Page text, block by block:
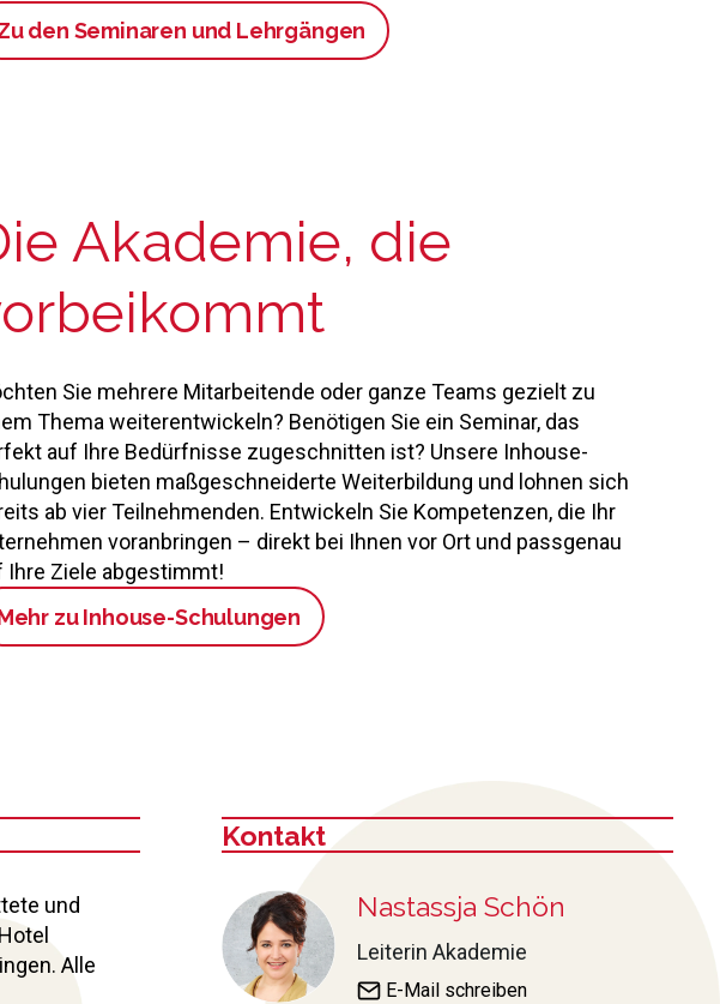
den Seminaren und Lehrgängen
Akademie, die
Sie mehrere Mitarbeitende oder ganze Teams gezielt zu
Thema weiterentwickeln? Benötigen Sie ein Seminar, das
auf Ihre Bedürfnisse zugeschnitten ist? Unsere Inhouse-
bieten maßgeschneiderte Weiterbildung und lohnen sich
ab vier Teilnehmenden. Entwickeln Sie Kompetenzen, die Ihr
voranbringen – direkt bei Ihnen vor Ort und passgenau
Ihre Ziele abgestimmt!
zu Inhouse-Schulungen
und
Alle
Kontakt
: Nastassja Schön
Leiterin Akademie
E-Mail schreiben